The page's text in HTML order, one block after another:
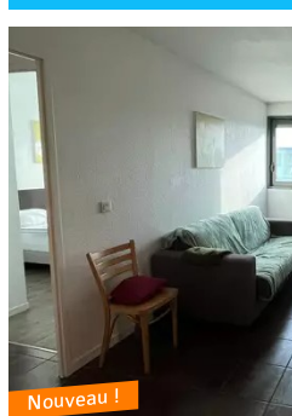
Nouveau !